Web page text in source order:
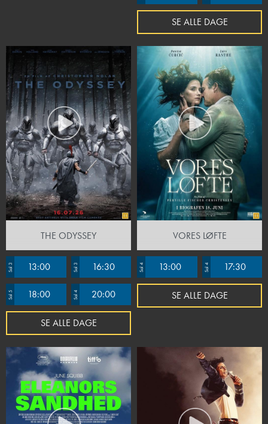
SE ALLE DAGE
THE ODYSSEY
Sal 3 13:00 Sal 3 16:30
Sal 5 18:00 Sal 4 20:00
SE ALLE DAGE
VORES LØFTE
Sal 4 13:00 Sal 4 17:30
SE ALLE DAGE